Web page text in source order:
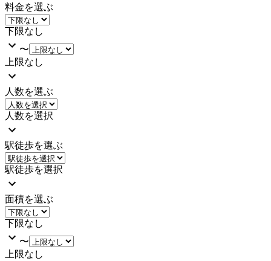
料金を選ぶ
下限なし
〜
上限なし
人数を選ぶ
人数を選択
駅徒歩を選ぶ
駅徒歩を選択
面積を選ぶ
下限なし
〜
上限なし